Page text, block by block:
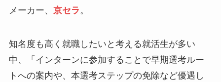
メーカー、 京セラ 。
知名度も高く就職したいと考える就活生が多い
中、「インターンに参加することで早期選考ルー
トへの案内や、本選考ステップの免除など優遇し